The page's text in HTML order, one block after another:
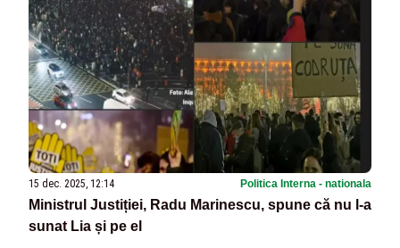
15 dec. 2025, 12:14 Politica Interna - nationala
Ministrul Justiției, Radu Marinescu, spune că nu l-a
sunat Lia și pe el